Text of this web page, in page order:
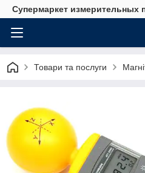
Супермаркет измерительных
Товари та послуги